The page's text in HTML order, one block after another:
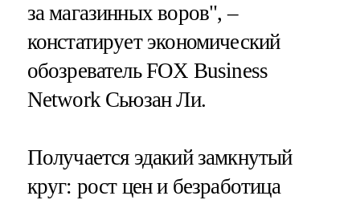
за магазинных воров", –
констатирует экономический
обозреватель FOX Business
Network Сьюзан Ли.
Получается эдакий замкнутый
круг: рост цен и безработица